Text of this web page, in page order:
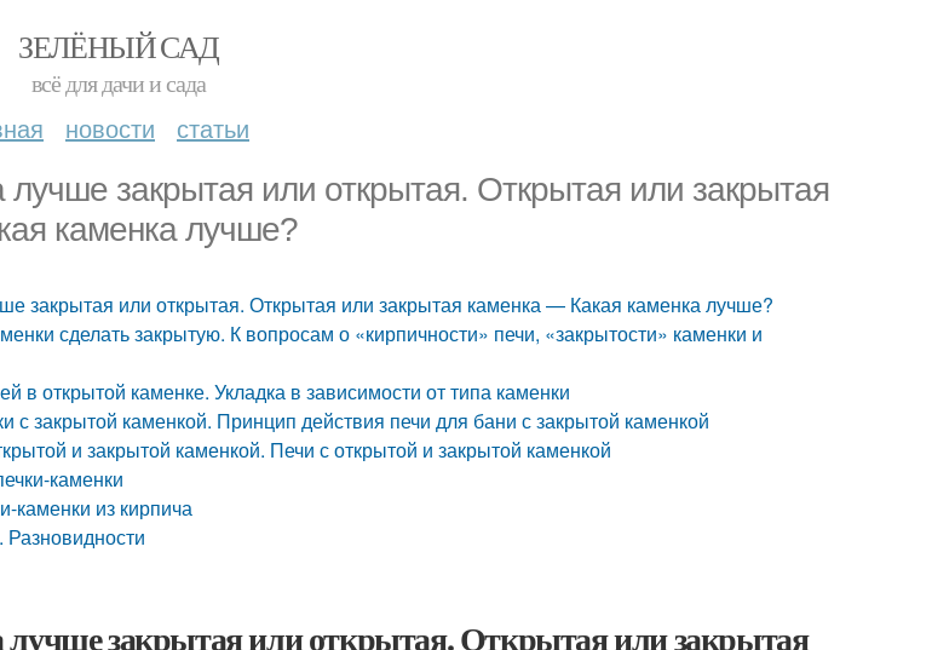
ЗЕЛЁНЫЙ САД
всё для дачи и сада
новости статьи
лучше закрытая или открытая. Открытая или закрытая
каменка лучше?
закрытая или открытая. Открытая или закрытая каменка — Какая каменка лучше?
сделать закрытую. К вопросам о «кирпичности» печи, «закрытости» каменки и
в открытой каменке. Укладка в зависимости от типа каменки
с закрытой каменкой. Принцип действия печи для бани с закрытой каменкой
и закрытой каменкой. Печи с открытой и закрытой каменкой
каменки
каменки из кирпича
закрытая или открытая. Открытая или закрытая